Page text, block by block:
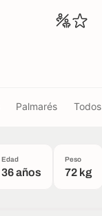
Palmarés
Edad
36 años
Peso
72 kg